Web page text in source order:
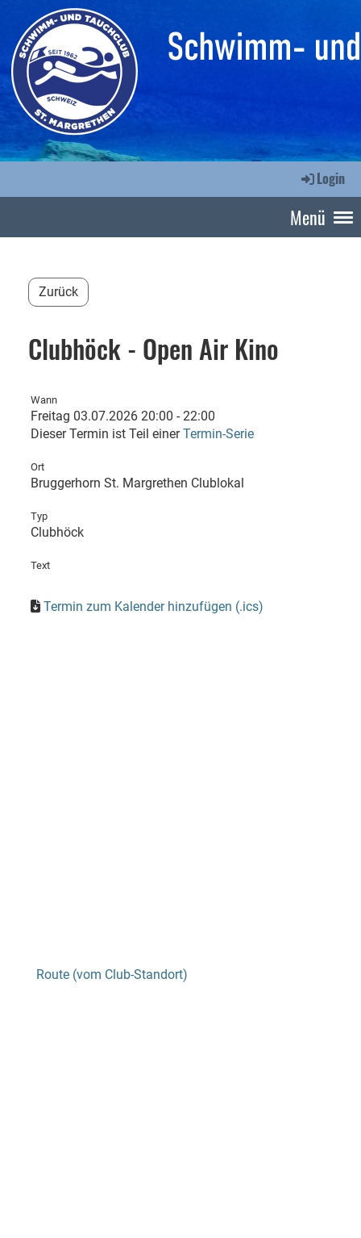
Login
Menü
Zurück
Clubhöck - Open Air Kino
Wann
Freitag 03.07.2026 20:00 - 22:00
Dieser Termin ist Teil einerTermin-Serie
Ort
Bruggerhorn St. Margrethen Clublokal
Typ
Clubhöck
Text
Termin zum Kalender hinzufügen (.ics)
Route (vom Club-Standort)